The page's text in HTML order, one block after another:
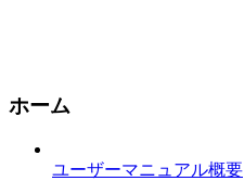
ホーム
ユーザーマニュアル概要